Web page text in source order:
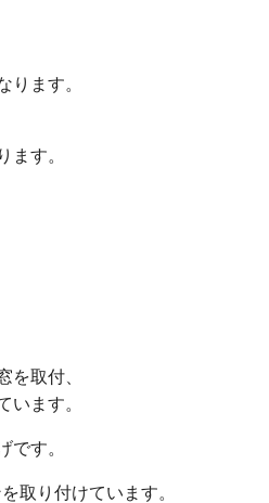
ります。
ます。
を取付、
います。
です。
取り付けています。